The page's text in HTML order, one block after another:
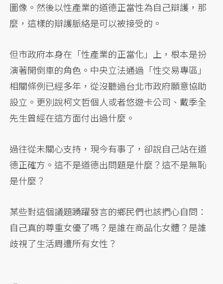
圖像。然後以性產業的道德正當性為自己辯護，那
麼，這樣的辯護脈絡是可以被接受的。
但市政府本身在「性產業的正當化」上，根本是扮
演著開倒車的角色。中央立法通過「性交易專區」
相關條例已經多年，從沒聽過台北市政府願意協助
設立。更別說柯文哲個人或者悠遊卡公司、戴季全
先生曾經在這方面付出過什麼。
過往從未關心支持，現今有事了，卻說自己站在道
德正確方。這不是道德出問題是什麼？這不是無恥
是什麼？
某些對這個議題踴躍發言的鄉民們也該捫心自問：
自己真的尊重女優了嗎？是誰在商品化女體？是誰
歧視了生活周遭所有女性？